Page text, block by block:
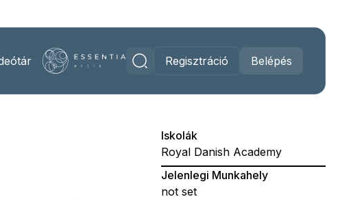
Regisztráció Belépés
Iskolák
Royal Danish Academy
Jelenlegi Munkahely
not set